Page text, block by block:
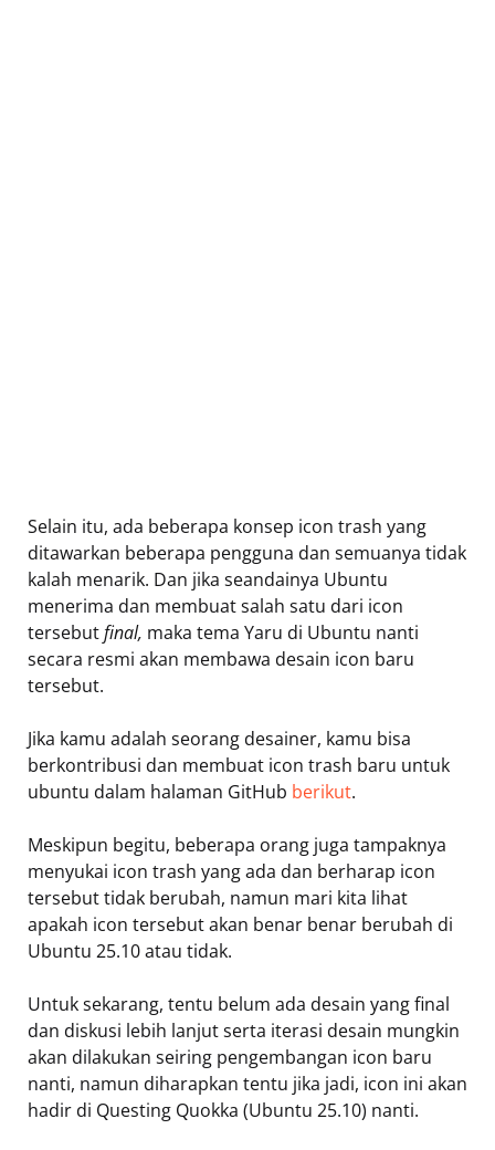
Selain itu, ada beberapa konsep icon trash yang
ditawarkan beberapa pengguna dan semuanya tidak
kalah menarik. Dan jika seandainya Ubuntu
menerima dan membuat salah satu dari icon
tersebutfinal, maka tema Yaru di Ubuntu nanti
secara resmi akan membawa desain icon baru
tersebut.
Jika kamu adalah seorang desainer, kamu bisa
berkontribusi dan membuat icon trash baru untuk
ubuntu dalam halaman GitHub berikut.
Meskipun begitu, beberapa orang juga tampaknya
menyukai icon trash yang ada dan berharap icon
tersebut tidak berubah, namun mari kita lihat
apakah icon tersebut akan benar benar berubah di
Ubuntu 25.10 atau tidak.
Untuk sekarang, tentu belum ada desain yang final
dan diskusi lebih lanjut serta iterasi desain mungkin
akan dilakukan seiring pengembangan icon baru
nanti, namun diharapkan tentu jika jadi, icon ini akan
hadir di Questing Quokka (Ubuntu 25.10) nanti.